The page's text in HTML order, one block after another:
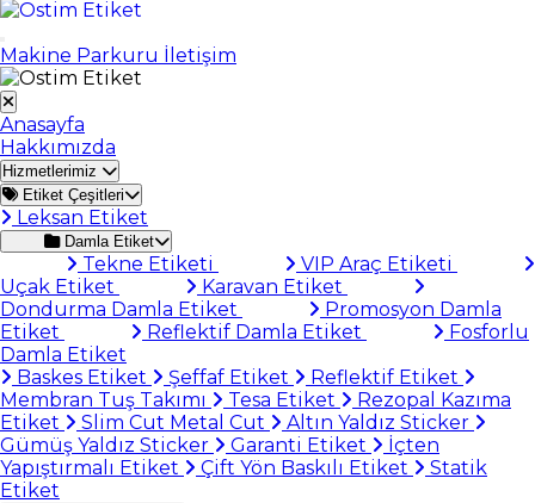
Makine Parkuru İletişim
Anasayfa
Hakkımızda
Hizmetlerimiz
Etiket Çeşitleri
Leksan Etiket
Damla Etiket
Tekne Etiketi
VIP Araç Etiketi
Uçak Etiket
Karavan Etiket
Dondurma Damla Etiket
Promosyon Damla
Etiket
Reflektif Damla Etiket
Fosforlu
Damla Etiket
Baskes Etiket
Şeffaf Etiket
Reflektif Etiket
Membran Tuş Takımı
Tesa Etiket
Rezopal Kazıma
Etiket
Slim Cut Metal Cut
Altın Yaldız Sticker
Gümüş Yaldız Sticker
Garanti Etiket
İçten
Yapıştırmalı Etiket
Çift Yön Baskılı Etiket
Statik
Etiket